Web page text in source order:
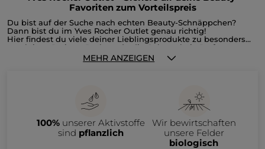
Favoriten zum Vorteilspreis
Du bist auf der Suche nach echten Beauty-Schnäppchen?
Dann bist du im Yves Rocher Outlet genau richtig!
Hier findest du viele deiner Lieblingsprodukte zu besonders
attraktiven Preisen. Du hast du die Gelegenheit, Parfums,
Gesichts- und Körperpflege, Make-up, Reste der
Weihnachtskollektion oder Accessoires reduziert zu shoppen,
Im Yves Rocher Outlet erwarten dich zahlreiche Beauty-
Produkte zu attraktiven Preisen, darunter:
• Gesichtspflege wie Tages- und Nachtcremes, Seren oder
Make-up-Entferner
• Haarpflege wie Shampoos, Spülungen und Haarmasken
• Make-up & Accessoires wie Foundation, Rouge, Lidschatten,
MEHR ANZEIGEN
100%unserer Aktivstoffe
sind pflanzlich
Wir bewirtschaften
unsere Felder
biologisch